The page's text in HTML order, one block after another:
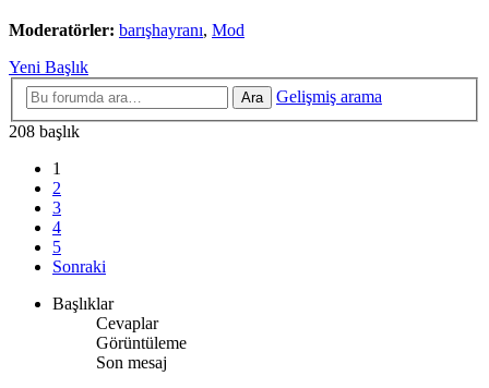
Moderatörler: barışhayranı, Mod
Yeni Başlık
Ara
Gelişmiş arama
208 başlık
1
2
3
4
5
Sonraki
Başlıklar
Cevaplar
Görüntüleme
Son mesaj